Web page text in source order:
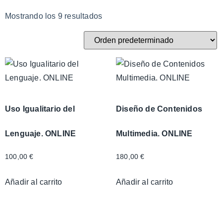
Mostrando los 9 resultados
Uso Igualitario del
Lenguaje. ONLINE
100,00€
Añadir al carrito
Diseño de Contenidos
Multimedia. ONLINE
180,00€
Añadir al carrito